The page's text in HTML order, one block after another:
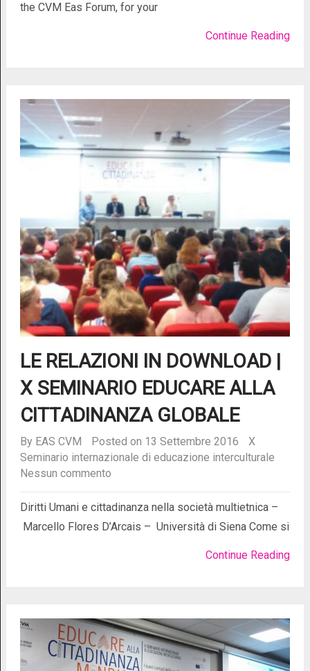
the CVM Eas Forum, for your
Continue Reading
LE RELAZIONI IN DOWNLOAD |
X SEMINARIO EDUCARE ALLA
CITTADINANZA GLOBALE
By EAS CVM Posted on 13 Settembre 2016
X
Seminario internazionale di educazione interculturale
Nessun commento
Diritti Umani e cittadinanza nella società multietnica –
Marcello Flores D’Arcais – Università di Siena Come si
Continue Reading